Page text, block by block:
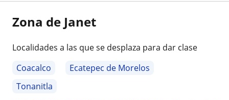
Zona de Janet
Localidades a las que se desplaza para dar clase
Coacalco
Ecatepec de Morelos
Tonanitla